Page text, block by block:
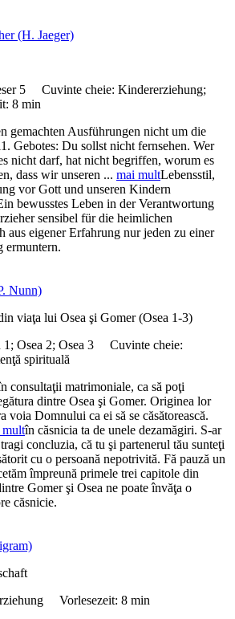
(H. Jaeger)
5 Cuvinte cheie: Kindererziehung;
8 min
gemachten Ausführungen nicht um die
Gebotes: Du sollst nicht fernsehen. Wer
nicht darf, hat nicht begriffen, worum es
dass wir unseren ... mai multLebensstil,
vor Gott und unseren Kindern
bewusstes Leben in der Verantwortung
sensibel für die heimlichen
aus eigener Erfahrung nur jeden zu einer
ermuntern.
Nunn)
viaţa lui Osea şi Gomer (Osea 1-3)
1; Osea 2; Osea 3 Cuvinte cheie:
spirituală
consultaţii matrimoniale, ca să poţi
dintre Osea şi Gomer. Originea lor
voia Domnului ca ei să se căsătorească.
multîn căsnicia ta de unele dezamăgiri. S-ar
concluzia, că tu şi partenerul tău sunteţi
cu o persoană nepotrivită. Fă pauză un
împreună primele trei capitole din
Gomer şi Osea ne poate învăţa o
căsnicie.
Vorlesezeit: 8 min